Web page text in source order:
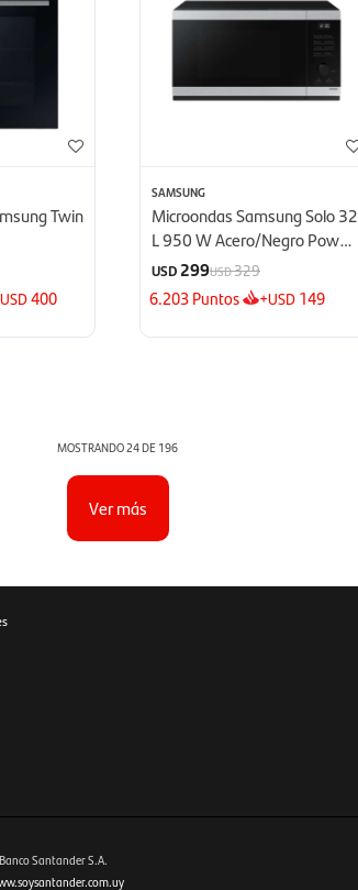
Twin
USD400
SAMSUNG
Microondas Samsung Solo 32
L 950 W Acero/Negro Power
Defrost - Defrost
USD299USD329
6.203Puntos +USD 149
MOSTRANDO24DE 196
Ver más
Santander S.A.